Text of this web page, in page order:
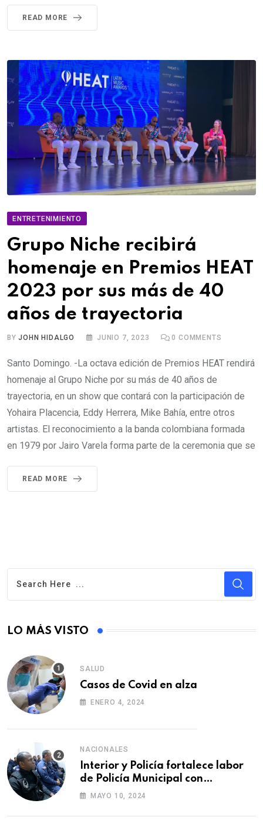
READ MORE
ENTRETENIMIENTO
Grupo Niche recibirá
homenaje en Premios HEAT
2023 por sus más de 40
años de trayectoria
BYJOHN HIDALGO JUNIO 7, 2023 0 COMMENTS
Santo Domingo. -La octava edición de Premios HEAT rendirá
homenaje al Grupo Niche por su más de 40 años de
trayectoria, en un show que contará con la participación de
Yohaira Placencia, Eddy Herrera, Mike Bahía, entre otros
artistas. El reconocimiento a la banda colombiana formada
en 1979 por Jairo Varela forma parte de la ceremonia que se
READ MORE
LO MÁS VISTO
SALUD
Casos de Covid en alza
ENERO 4, 2024
NACIONALES
Interior y Policía fortalece labor
de Policía Municipal con
formación de agentes
MAYO 10, 2024